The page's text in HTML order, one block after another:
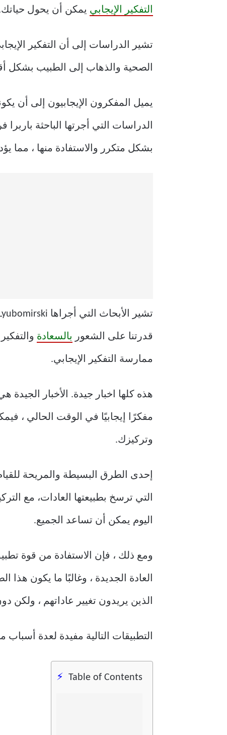
التفكير الإيجابي يمكن أن يحول
تشير الدراسات إلى أن التفكير
الصحية والذهاب إلى الطبيب بشكل
يميل المفكرون الإيجابيون إلى أن
الدراسات التي أجرتها الباحثة
بشكل متكرر والاستفادة منها ، مما
تشير الأبحاث التي أجراها Sonja Lyubomirski إلى أن ما يقرب من 40 ٪ من مستويات
قدرتنا على الشعور بالسعادة
ممارسة التفكير الإيجابي.
هذه كلها اخبار جيدة. الأخبار
مفكرًا إيجابيًا في الوقت الحالي ،
وتركيزك.
إحدى الطرق البسيطة والمريحة
التي ترسخ بطبيعتها العادات، مع
اليوم يمكن أن تساعد الجميع.
ومع ذلك ، فإن الاستفادة من قوة
العادة الجديدة ، وغالبًا ما يكون
الذين يريدون تغيير عاداتهم ،
التطبيقات التالية مفيدة لعدة
Table of Contents